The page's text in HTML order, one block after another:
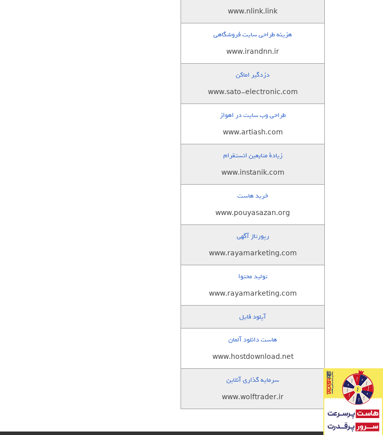
www.nlink.link
هزینه طراحی سایت فروشگاهی
www.irandnn.ir
دزدگیر اماکن
www.sato-electronic.com
طراحی وب سایت در اهواز
www.artiash.com
زيادة متابعين انستقرام
www.instanik.com
خرید هاست
www.pouyasazan.org
رپورتاژ آگهی
www.rayamarketing.com
تولید محتوا
www.rayamarketing.com
آپلود فایل
هاست دانلود آلمان
www.hostdownload.net
سرمایه گذاری آنلاین
www.wolftrader.ir